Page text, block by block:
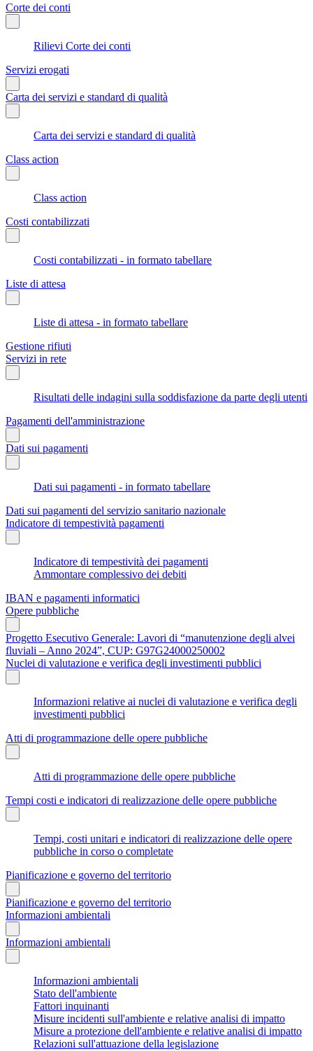
Corte dei conti
Rilievi Corte dei conti
Servizi erogati
Carta dei servizi e standard di qualità
Carta dei servizi e standard di qualità
Class action
Class action
Costi contabilizzati
Costi contabilizzati - in formato tabellare
Liste di attesa
Liste di attesa - in formato tabellare
Gestione rifiuti
Servizi in rete
Risultati delle indagini sulla soddisfazione da parte degli utenti
Pagamenti dell'amministrazione
Dati sui pagamenti
Dati sui pagamenti - in formato tabellare
Dati sui pagamenti del servizio sanitario nazionale
Indicatore di tempestività pagamenti
Indicatore di tempestività dei pagamenti
Ammontare complessivo dei debiti
IBAN e pagamenti informatici
Opere pubbliche
Progetto Esecutivo Generale: Lavori di “manutenzione degli alvei
fluviali – Anno 2024”, CUP: G97G24000250002
Nuclei di valutazione e verifica degli investimenti pubblici
Informazioni relative ai nuclei di valutazione e verifica degli
investimenti pubblici
Atti di programmazione delle opere pubbliche
Atti di programmazione delle opere pubbliche
Tempi costi e indicatori di realizzazione delle opere pubbliche
Tempi, costi unitari e indicatori di realizzazione delle opere
pubbliche in corso o completate
Pianificazione e governo del territorio
Pianificazione e governo del territorio
Informazioni ambientali
Informazioni ambientali
Informazioni ambientali
Stato dell'ambiente
Fattori inquinanti
Misure incidenti sull'ambiente e relative analisi di impatto
Misure a protezione dell'ambiente e relative analisi di impatto
Relazioni sull'attuazione della legislazione